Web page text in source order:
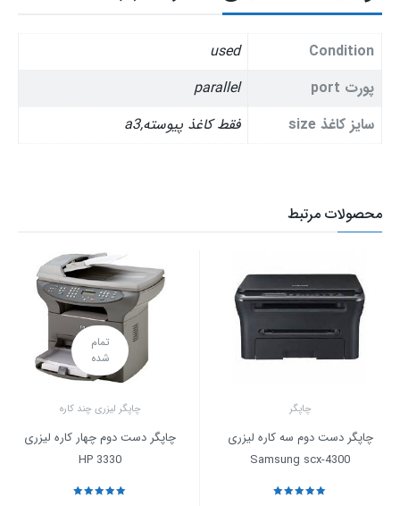
Condition
used
پورت port
parallel
سایز کاغذ size
فقط کاغذ پیوسته,a3
محصولات مرتبط
چاپگر
چاپگر دست دوم سه کاره لیزری
Samsung scx-4300
تمام
شده
چاپگر لیزری چند کاره
چاپگر دست دوم چهار کاره لیزری
HP 3330